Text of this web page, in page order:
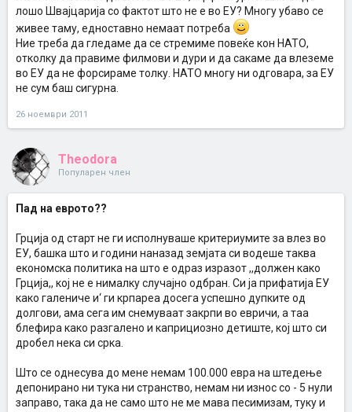
лошо Швајцарија со фактот што не е во ЕУ? Многу убаво се
живее таму, едноставно немаат потреба
Ние треба да гледаме да се стремиме повеќе кон НАТО,
отколку да правиме филмови и дури и да сакаме да влеземе
во ЕУ да не форсираме толку. НАТО многу ни одговара, за ЕУ
не сум баш сигурна.
26 ноември 2011
Theodora
Популарен член
Пад на еврото??
Грција од старт не ги исполнуваше критериумите за влез во
ЕУ, башка што и години наназад земјата си водеше таква
економска политика на што е одраз изразот ,,должен како
Грција,, кој не е нималку случајно одбран. Си ја прифатија ЕУ
како галениче и‘ ги крпареа досега успешно дупките од
долгови, ама сега им снемуваат закрпи во евричи, а таа
блефира како разгалено и каприциозно детиште, кој што си
дробел нека си срка.
Што се однесува до мене немам 100.000 евра на штедење
депонирано ни тука ни странство, немам ни износ со - 5 нули
заправо, така да не само што не ме мава песимизам, туку и